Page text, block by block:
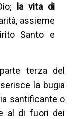
la vita di
assieme
Santo e
terza del
la bugia
santificante o
al di fuori dei